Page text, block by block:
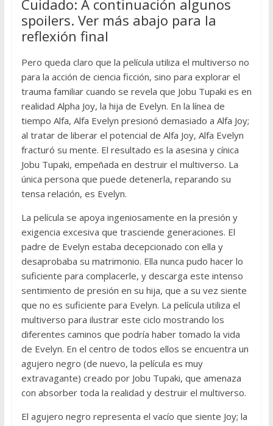
Cuidado: A continuación algunos
spoilers. Ver más abajo para la
reflexión final
Pero queda claro que la película utiliza el multiverso no
para la acción de ciencia ficción, sino para explorar el
trauma familiar cuando se revela que Jobu Tupaki es en
realidad Alpha Joy, la hija de Evelyn. En la línea de
tiempo Alfa, Alfa Evelyn presionó demasiado a Alfa Joy;
al tratar de liberar el potencial de Alfa Joy, Alfa Evelyn
fracturó su mente. El resultado es la asesina y cínica
Jobu Tupaki, empeñada en destruir el multiverso. La
única persona que puede detenerla, reparando su
tensa relación, es Evelyn.
La película se apoya ingeniosamente en la presión y
exigencia excesiva que trasciende generaciones. El
padre de Evelyn estaba decepcionado con ella y
desaprobaba su matrimonio. Ella nunca pudo hacer lo
suficiente para complacerle, y descarga este intenso
sentimiento de presión en su hija, que a su vez siente
que no es suficiente para Evelyn. La película utiliza el
multiverso para ilustrar este ciclo mostrando los
diferentes caminos que podría haber tomado la vida
de Evelyn. En el centro de todos ellos se encuentra un
agujero negro (de nuevo, la película es muy
extravagante) creado por Jobu Tupaki, que amenaza
con absorber toda la realidad y destruir el multiverso.
El agujero negro representa el vacío que siente Joy; la